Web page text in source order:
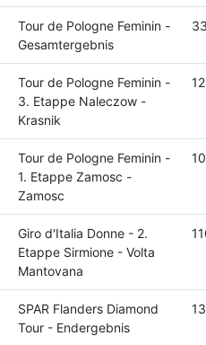
Tour de Pologne Feminin -
Gesamtergebnis
Tour de Pologne Feminin -
3. Etappe Naleczow -
Krasnik
Tour de Pologne Feminin -
1. Etappe Zamosc -
Zamosc
Giro d'Italia Donne - 2.
Etappe Sirmione - Volta
Mantovana
SPAR Flanders Diamond
Tour - Endergebnis